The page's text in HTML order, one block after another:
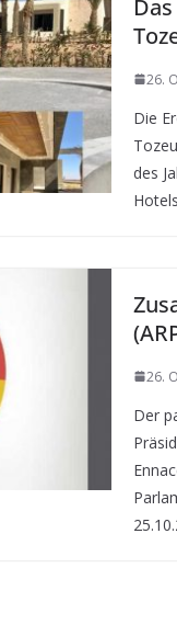
26.
Die
des
26.
Der